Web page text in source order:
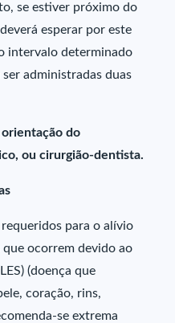
se estiver próximo do
esperar por este
intervalo determinado
administradas duas
orientação do
ou cirurgião-dentista.
requeridos para o alívio
ocorrem devido ao
(doença que
coração, rins,
se extrema